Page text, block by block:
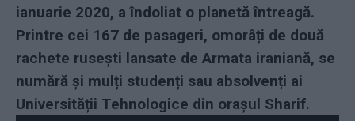
ianuarie 2020, a îndoliat o planetă întreagă.
Printre cei 167 de pasageri, omorâți de două
rachete rusești lansate de Armata iraniană, se
numără și mulți studenți sau absolvenți ai
Universității Tehnologice din orașul Sharif.